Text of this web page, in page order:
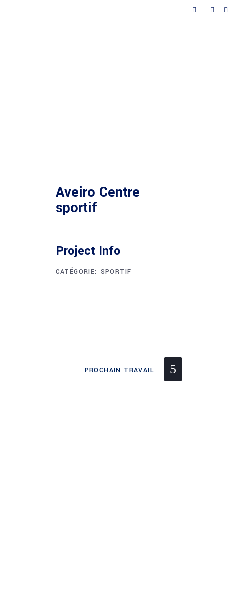
Aveiro Centre
sportif
Project Info
CATÉGORIE: SPORTIF
PROCHAIN ​​TRAVAIL